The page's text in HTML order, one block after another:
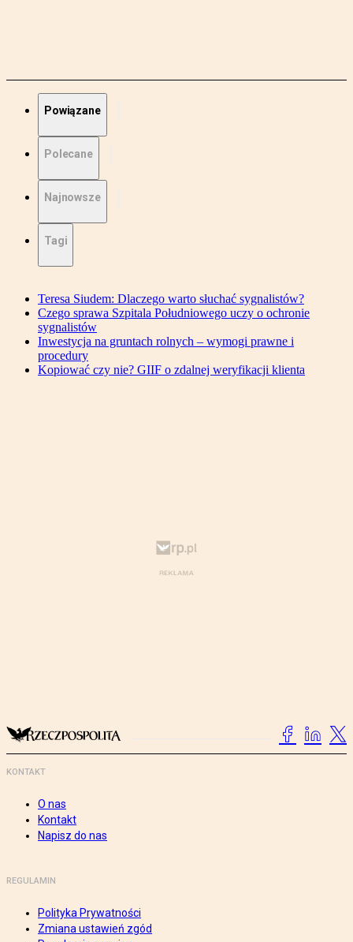
Powiązane
Polecane
Najnowsze
Tagi
Teresa Siudem: Dlaczego warto słuchać sygnalistów?
Czego sprawa Szpitala Południowego uczy o ochronie
sygnalistów
Inwestycja na gruntach rolnych – wymogi prawne i
procedury
Kopiować czy nie? GIIF o zdalnej weryfikacji klienta
KONTAKT
O nas
Kontakt
Napisz do nas
REGULAMIN
Polityka Prywatności
Zmiana ustawień zgód